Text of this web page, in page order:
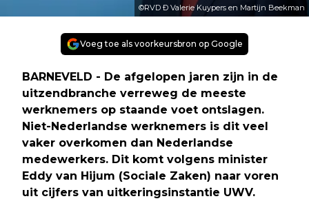
©RVD Ð Valerie Kuypers en Martijn Beekman
Voeg toe als voorkeursbron op Google
BARNEVELD - De afgelopen jaren zijn in de
uitzendbranche verreweg de meeste
werknemers op staande voet ontslagen.
Niet-Nederlandse werknemers is dit veel
vaker overkomen dan Nederlandse
medewerkers. Dit komt volgens minister
Eddy van Hijum (Sociale Zaken) naar voren
uit cijfers van uitkeringsinstantie UWV.